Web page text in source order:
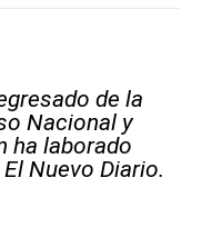
de la
Nacional y
ha laborado
Nuevo Diario.